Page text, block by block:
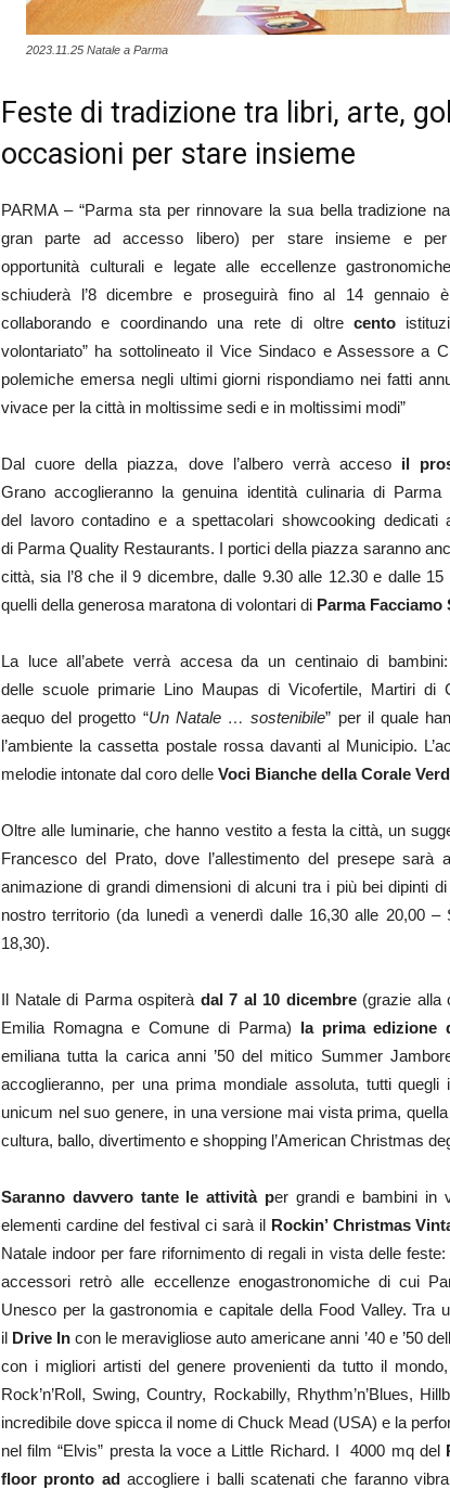
2023.11.25 Natale a Parma
Feste di tradizione tra libri, arte,
occasioni per stare insieme
PARMA – “Parma sta per rinnovare la sua bella tradizione
gran parte ad accesso libero) per stare insieme e
opportunità culturali e legate alle eccellenze
schiuderà l’8 dicembre e proseguirà fino al 14 gennaio
collaborando e coordinando una rete di oltrecento
volontariato” ha sottolineato il Vice Sindaco e Assessore a
polemiche emersa negli ultimi giorni rispondiamo nei fatti
vivace per la città in moltissime sedi e in moltissimi modi”
Dal cuore della piazza, dove l’albero verrà acceso il
Grano accoglieranno la genuina identità culinaria di
del lavoro contadino e a spettacolari showcooking
di Parma Quality Restaurants. I portici della piazza saranno
città, sia l’8 che il 9 dicembre, dalle 9.30 alle 12.30 e dalle
quelli della generosa maratona di volontari di Parma Facciamo
La luce all’abete verrà accesa da un centinaio di
delle scuole primarie Lino Maupas di Vicofertile, Martiri di
aequo del progetto “Un Natale … sostenibile” per il quale
l’ambiente la cassetta postale rossa davanti al Municipio.
melodie intonate dal coro delle Voci Bianche della Corale
Oltre alle luminarie, che hanno vestito a festa la città, un
Francesco del Prato, dove l’allestimento del presepe sarà
animazione di grandi dimensioni di alcuni tra i più bei dipinti
nostro territorio (da lunedì a venerdì dalle 16,30 alle 20,00
18,30).
Il Natale di Parma ospiterà dal 7 al 10 dicembre (grazie alla
Emilia Romagna e Comune di Parma) la prima edizione
emiliana tutta la carica anni ’50 del mitico Summer
accoglieranno, per una prima mondiale assoluta, tutti
unicum nel suo genere, in una versione mai vista prima,
cultura, ballo, divertimento e shopping l’American Christmas
Saranno davvero tante le attività per grandi e bambini in
elementi cardine del festival ci sarà ilRockin’ Christmas
Natale indoor per fare rifornimento di regali in vista delle
accessori retrò alle eccellenze enogastronomiche di cui
Unesco per la gastronomia e capitale della Food Valley. Tra
il Drive Incon le meravigliose auto americane anni ’40 e ’50
con i migliori artisti del genere provenienti da tutto il
Rock’n’Roll, Swing, Country, Rockabilly, Rhythm’n’Blues,
incredibile dove spicca il nome di Chuck Mead (USA) e la
nel film “Elvis” presta la voce a Little Richard. I
4000 mq del
floor pronto adaccogliere i balli scatenati che faranno